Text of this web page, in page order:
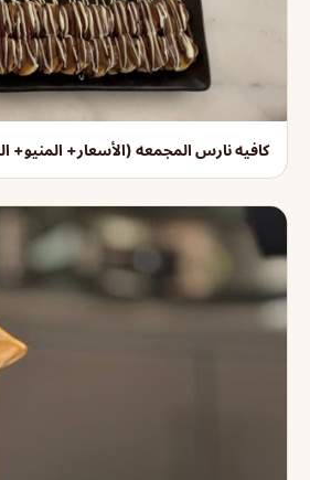
كافيه نارس المجمعه (الأسعار+ المنيو+